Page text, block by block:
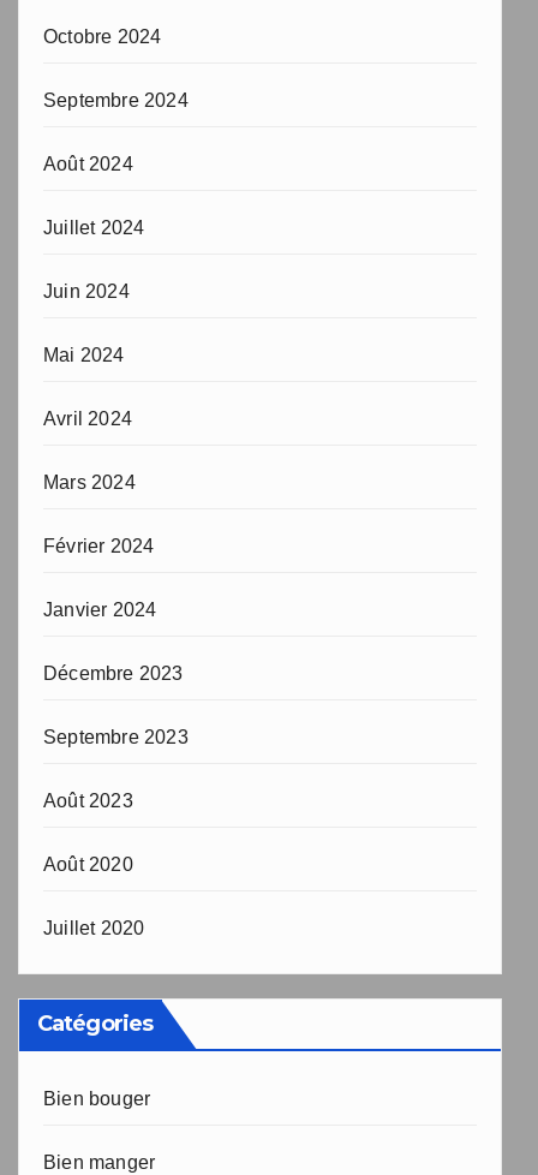
Octobre 2024
Septembre 2024
Août 2024
Juillet 2024
Juin 2024
Mai 2024
Avril 2024
Mars 2024
Février 2024
Janvier 2024
Décembre 2023
Septembre 2023
Août 2023
Août 2020
Juillet 2020
Catégories
Bien bouger
Bien manger